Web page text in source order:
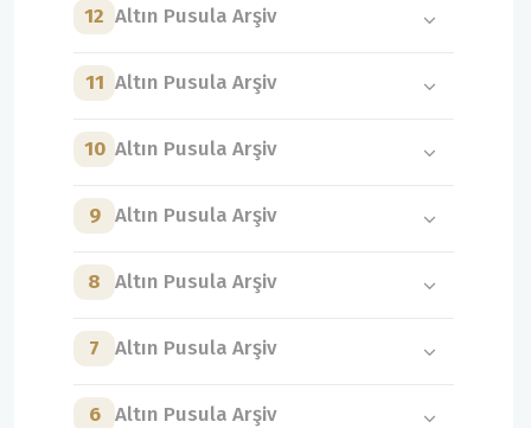
12 Altın Pusula Arşiv
11 Altın Pusula Arşiv
10 Altın Pusula Arşiv
9 Altın Pusula Arşiv
8 Altın Pusula Arşiv
7 Altın Pusula Arşiv
6 Altın Pusula Arşiv